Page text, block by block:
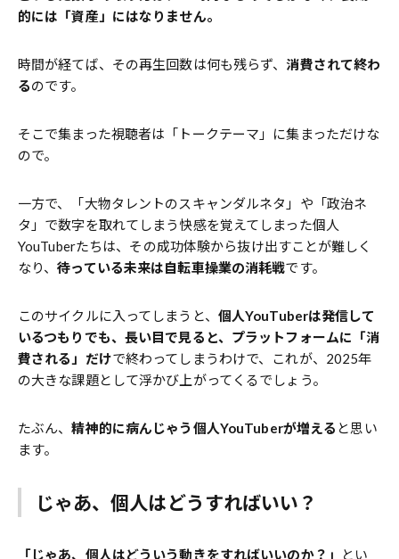
的には「資産」にはなりません。
時間が経てば、その再生回数は何も残らず、消費されて終わ
るのです。
そこで集まった視聴者は「トークテーマ」に集まっただけな
ので。
一方で、「大物タレントのスキャンダルネタ」や「政治ネ
タ」で数字を取れてしまう快感を覚えてしまった個人
YouTuberたちは、その成功体験から抜け出すことが難しく
なり、待っている未来は自転車操業の消耗戦です。
このサイクルに入ってしまうと、 個人YouTuberは発信して
いるつもりでも、長い目で見ると、プラットフォームに「消
費される」だけで終わってしまうわけで、これが、2025年
の大きな課題として浮かび上がってくるでしょう。
たぶん、精神的に病んじゃう個人YouTuberが増える と思い
ます。
じゃあ、個人はどうすればいい？
「じゃあ、個人はどういう動きをすればいいのか？」
とい